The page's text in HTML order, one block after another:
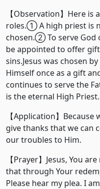
【Observation】Here is
roles.① A high priest is
chosen.② To serve
be appointed to offer
sins.Jesus was chosen
Himself once as a gift
continues to serve the
is the eternal High Priest.
【Application】
give thanks that we can
our troubles to Him.
【Prayer】Jesus, You
that through Your
Please hear my plea. I